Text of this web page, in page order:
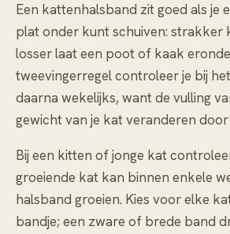
Een kattenhalsband zit goed als je
plat onder kunt schuiven: strakker
losser laat een poot of kaak
tweevingerregel controleer je bij
daarna wekelijks, want de vulling
gewicht van je kat veranderen door
Bij een kitten of jonge kat
groeiende kat kan binnen enkele
halsband groeien. Kies voor elke
bandje; een zware of brede band